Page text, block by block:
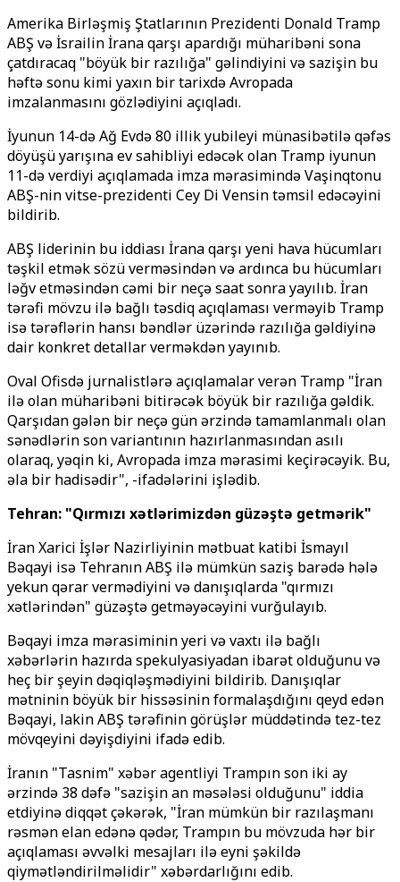
Amerika Birləşmiş Ştatlarının Prezidenti Donald Tramp
ABŞ və İsrailin İrana qarşı apardığı müharibəni sona
çatdıracaq "böyük bir razılığa" gəlindiyini və sazişin bu
həftə sonu kimi yaxın bir tarixdə Avropada
imzalanmasını gözlədiyini açıqladı.
İyunun 14-də Ağ Evdə 80 illik yubileyi münasibətilə qəfəs
döyüşü yarışına ev sahibliyi edəcək olan Tramp iyunun
11-də verdiyi açıqlamada imza mərasimində Vaşinqtonu
ABŞ-nin vitse-prezidenti Cey Di Vensintəmsil edəcəyini
bildirib.
ABŞ liderinin bu iddiası İrana qarşı yeni hava hücumları
təşkil etmək sözü verməsindən və ardınca bu hücumları
ləğv etməsindən cəmi bir neçə saat sonra yayılıb. İran
tərəfi mövzu ilə bağlı təsdiq açıqlaması verməyib Tramp
isə tərəflərin hansı bəndlər üzərində razılığa gəldiyinə
dair konkret detallar verməkdən yayınıb.
Oval Ofisdə jurnalistlərə açıqlamalar verən Tramp "İran
ilə olan müharibəni bitirəcək böyük bir razılığa gəldik.
Qarşıdan gələn bir neçə gün ərzində tamamlanmalı olan
sənədlərin son variantının hazırlanmasından asılı
olaraq, yəqin ki, Avropada imza mərasimi keçirəcəyik. Bu,
əla bir hadisədir", -ifadələrini işlədib.
Tehran: "Qırmızı xətlərimizdən güzəştə getmərik"
İran Xarici İşlər Nazirliyinin mətbuat katibi İsmayıl
Bəqayi isə Tehranın ABŞ ilə mümkün saziş barədə hələ
yekun qərar vermədiyini və danışıqlarda "qırmızı
xətlərindən" güzəştə getməyəcəyini vurğulayıb.
Bəqayi imza mərasiminin yeri və vaxtı ilə bağlı
xəbərlərin hazırda spekulyasiyadan ibarət olduğunu və
heç bir şeyin dəqiqləşmədiyini bildirib. Danışıqlar
mətninin böyük bir hissəsinin formalaşdığını qeyd edən
Bəqayi, lakin ABŞ tərəfinin görüşlər müddətində tez-tez
mövqeyini dəyişdiyini ifadə edib.
İranın "Tasnim" xəbər agentliyi Trampın son iki ay
ərzində 38 dəfə "sazişin an məsələsi olduğunu" iddia
etdiyinə diqqət çəkərək, "İran mümkün bir razılaşmanı
rəsmən elan edənə qədər, Trampın bu mövzuda hər bir
açıqlaması əvvəlki mesajları ilə eyni şəkildə
qiymətləndirilməlidir" xəbərdarlığını edib.